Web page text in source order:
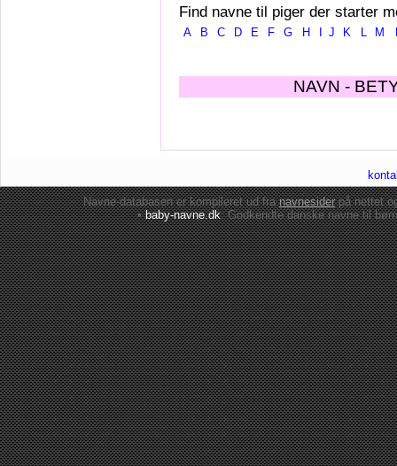
Find navne til piger der starter
A B C D E F G H J K L M
NAVN -
Navne-databasen er kompileret ud franavnesiderpå nettet
•baby-navne.dk: Godkendte danskenavne til børn